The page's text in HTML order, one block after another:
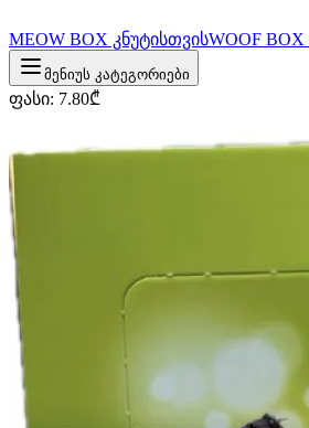
MEOW BOX კნუტისთვისWOOF
მენიუს კატეგორიები
ფასი: 7.80₾